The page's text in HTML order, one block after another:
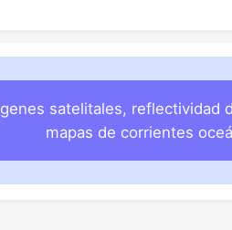
satelitales, reflectividad
mapas de corrientes